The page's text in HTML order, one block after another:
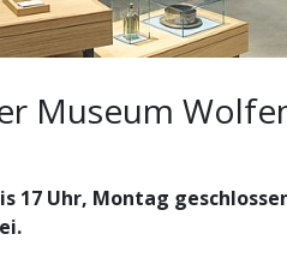
Museum
17 Uhr, Montag